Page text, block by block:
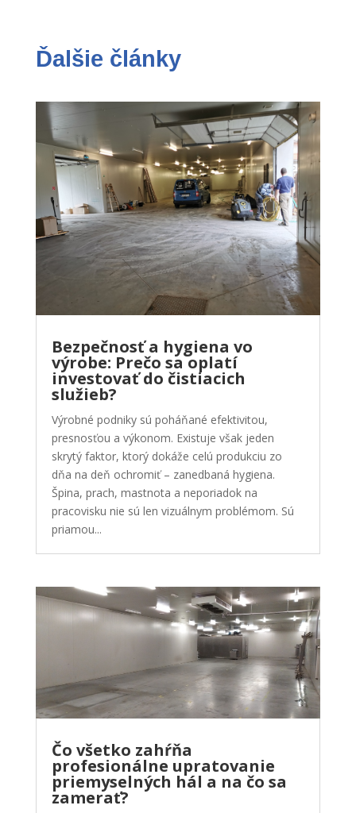
Ďalšie články
Bezpečnosť a hygiena vo
výrobe: Prečo sa oplatí
investovať do čistiacich
služieb?
Výrobné podniky sú poháňané efektivitou,
presnosťou a výkonom. Existuje však jeden
skrytý faktor, ktorý dokáže celú produkciu zo
dňa na deň ochromiť – zanedbaná hygiena.
Špina, prach, mastnota a neporiadok na
pracovisku nie sú len vizuálnym problémom. Sú
priamou...
Čo všetko zahŕňa
profesionálne upratovanie
priemyselných hál a na čo sa
zamerať?